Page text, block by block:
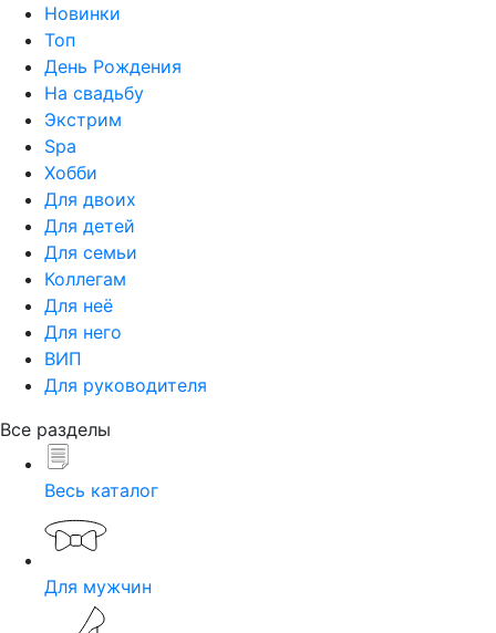
Новинки
Топ
День Рождения
На свадьбу
Экстрим
Spa
Хобби
Для двоих
Для детей
Для семьи
Коллегам
Для неё
Для него
ВИП
Для руководителя
Все разделы
Весь каталог
Для мужчин